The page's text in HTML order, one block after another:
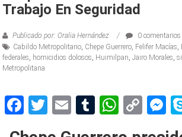
Trabajo En Seguridad
Publicado por: Oralia Hernández
0 comentarios
Cabildo Metropolitano Chepe Guerrero Felifer Macías
federales
homicidios dolosos Huimilpan ,Jairo Morales ,
Metropolitana
Facebook
Twitter
EmailTumblr